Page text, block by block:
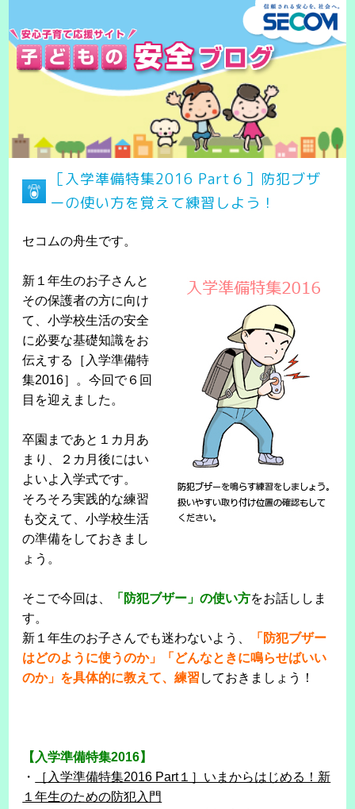
［入学準備特集2016 Part６］防犯ブザ
ーの使い方を覚えて練習しよう！
セコムの舟生です。
新１年生のお子さんと
その保護者の方に向け
て、小学校生活の安全
に必要な基礎知識をお
伝えする［入学準備特
集2016］。今回で６回
目を迎えました。
卒園まであと１カ月あ
まり、２カ月後にはい
よいよ入学式です。
そろそろ実践的な練習
も交えて、小学校生活
の準備をしておきまし
ょう。
そこで今回は、 「防犯ブザー」の使い方をお話ししま
す。
新１年生のお子さんでも迷わないよう、
「防犯ブザー
はどのように使うのか」「どんなときに鳴らせばいい
のか」を具体的に教えて、練習 しておきましょう！
【入学準備特集2016】
・
［入学準備特集2016 Part１］いまからはじめる！新
１年生のための防犯入門